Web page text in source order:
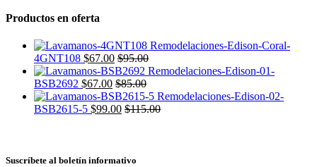
Productos en oferta
4GNT108 $67.00 $95.00
BSB2692 $67.00 $85.00
BSB2615-5 $99.00 $115.00
Suscríbete al boletín informativo